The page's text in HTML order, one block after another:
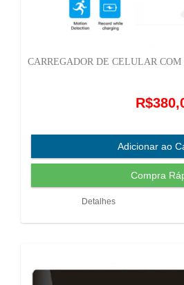
CARREGADOR DE CELULAR
Detalhes